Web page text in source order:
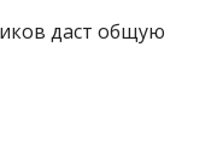
даст общую